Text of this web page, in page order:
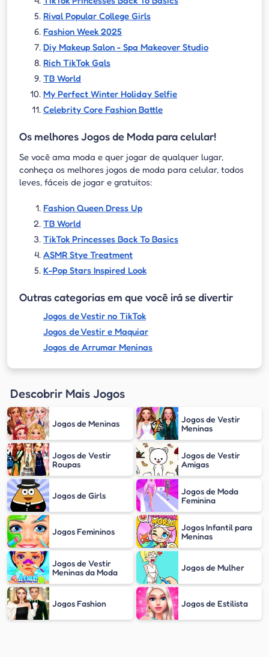
Rival Popular College Girls
Fashion Week 2025
Diy Makeup Salon - Spa Makeover Studio
Rich TikTok Gals
TB World
My Perfect Winter Holiday Selfie
Celebrity Core Fashion Battle
Os melhores Jogos de Moda para celular!
Se você ama moda e quer jogar de qualquer lugar,
conheça os melhores jogos de moda para celular, todos
leves, fáceis de jogar e gratuitos:
Fashion Queen Dress Up
TB World
TikTok Princesses Back To Basics
ASMR Stye Treatment
K-Pop Stars Inspired Look
Outras categorias em que você irá se divertir
Jogos de Vestir no TikTok
Jogos de Vestir e Maquiar
Jogos de Arrumar Meninas
Descobrir Mais Jogos
Jogos de Meninas
Jogos de Vestir
Meninas
Jogos de Vestir
Roupas
Jogos de Vestir
Amigas
Jogos de Girls
Jogos de Moda
Feminina
Jogos Femininos
Jogos Infantil para
Meninas
Jogos de Vestir
Meninas da Moda
Jogos de Mulher
Jogos Fashion Jogos de Estilista